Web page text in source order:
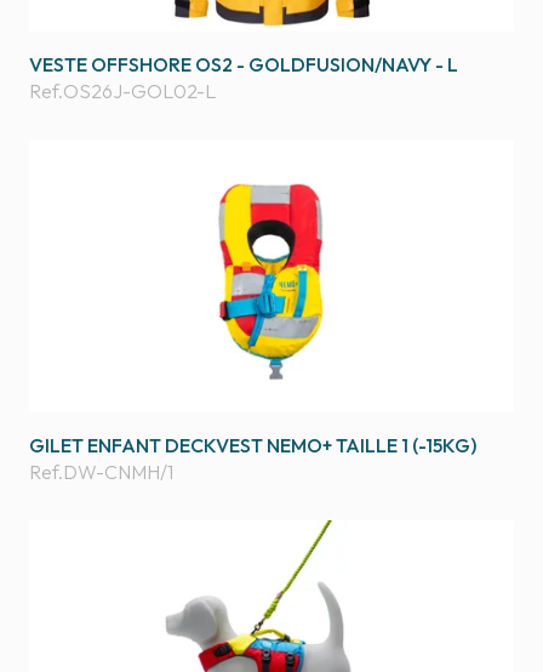
VESTE OFFSHORE OS2 - GOLDFUSION/NAVY - L
Ref.OS26J-GOL02-L
GILET ENFANT DECKVEST NEMO+ TAILLE 1 (-15KG)
Ref.DW-CNMH/1